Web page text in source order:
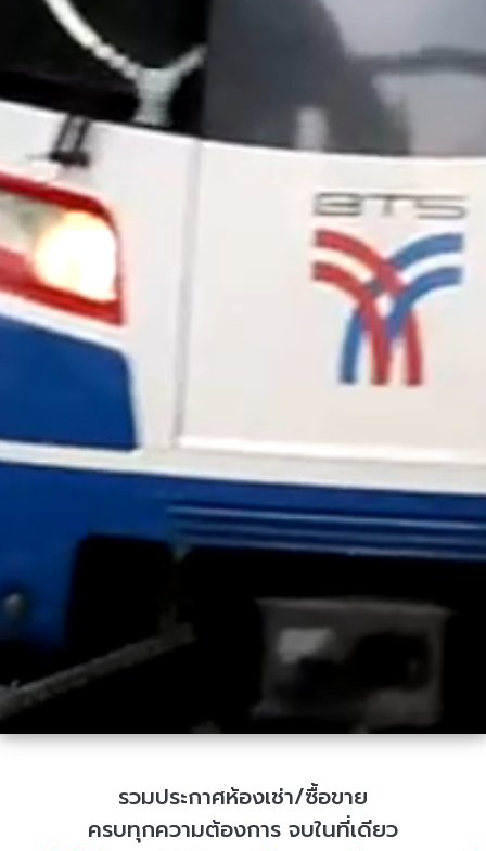
รวมประกาศห้องเช่า/ซื้อขาย
ครบทุกความต้องการ จบในที่เดียว